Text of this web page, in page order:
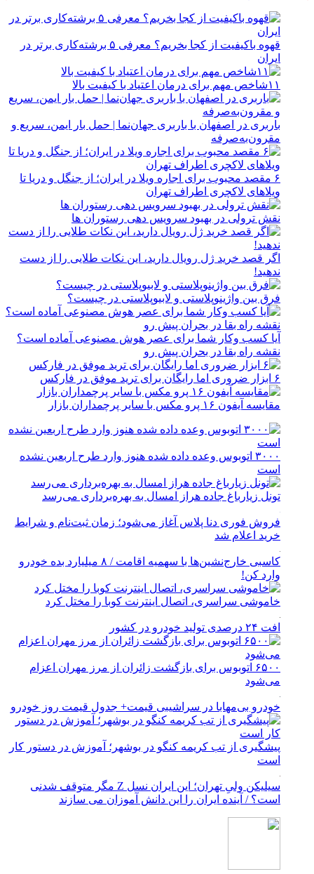
قهوه باکیفیت از کجا بخریم؟ معرفی ۵ برشته‌کاری برتر در
ایران
۱۱شاخص مهم برای درمان اعتیاد با کیفیت بالا
باربری در اصفهان با باربری جهان‌نما | حمل بار ایمن، سریع و
مقرون‌به‌صرفه
۶ مقصد محبوب برای اجاره ویلا در ایران؛ از جنگل و دریا تا
ویلاهای لاکچری اطراف تهران
نقش ترولی در بهبود سرویس دهی رستوران ها
اگر قصد خرید ژل رویال دارید، این نکات طلایی را از دست
ندهید!
فرق بین واژینوپلاستی و لابیوپلاستی در چیست؟
آیا کسب وکار شما برای عصر هوش مصنوعی آماده است؟
نقشه راه بقا در بحران پیش رو
۶ ابزار ضروری اما رایگان برای ترید موفق در فارکس
مقایسه آیفون ۱۶ پرو مکس با سایر پرچمداران بازار
۳۰۰۰ اتوبوس وعده داده شده هنوز وارد طرح اربعین نشده
است
تونل زیارباغ جاده هراز امسال به بهره‌برداری می‌رسد
فروش فوری دنا پلاس آغاز می‌شود؛ زمان ثبت‌نام و شرایط
خرید اعلام شد
کاسبی خارج‌نشین‌ها با سهمیه اقامت / ۸ میلیارد بده خودرو
وارد کن!
خاموشی سراسری، اتصال اینترنت کوبا را مختل کرد
افت ۲۴ درصدی تولید خودرو در کشور
۶۵۰۰ اتوبوس برای بازگشت زائران از مرز مهران اعزام
می‌شود
خودرو بی‌مهابا در سراشیبی قیمت+ جدول قیمت روز خودرو
پیشگیری از تب کریمه کنگو در بوشهر؛ آموزش در دستور کار
است
سیلیکن ولیِ تهران؛ این ایران نسل Z مگر متوقف شدنی
است؟ / آینده ایران را این دانش آموزان می سازند